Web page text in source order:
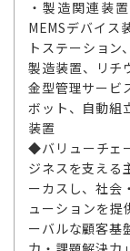
・製造関連装
MEMSデバイス
トステーショ
製造装置、リチ
金型管理サービ
ボット、自動組
装置
◆バリューチェ
ジネスを支える
ーカスし、社会
ューションを提
ーバルな顧客基